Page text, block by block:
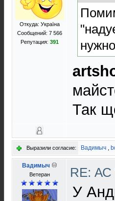
Откуда: Україна
Сообщений: 7 566
Репутация: 391
Так
Выразили согласие: Вадимыч ,
Вадимыч
Ветеран RE:
У